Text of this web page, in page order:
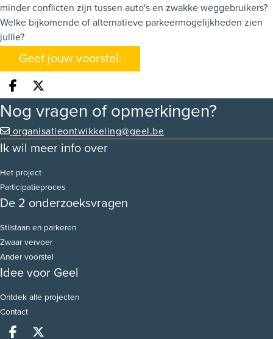
minder conflicten zijn tussen auto's en zwakke weggebruikers?
Welke bijkomende of alternatieve parkeermogelijkheden zien
jullie?
Geef jouw voorstel.
Deel op facebook
Deel op X
Nog vragen of opmerkingen?
organisatieontwikkeling@geel.be
Ik wil meer info over
Het project
Participatieproces
De 2 onderzoeksvragen
Stilstaan en parkeren
Zwaar vervoer
Ander voorstel
Idee voor Geel
Ontdek alle projecten
Contact